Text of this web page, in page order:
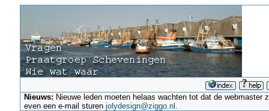
Nieuws: Nieuwe leden moeten helaas wachten tot dat de
even een e-mail sturenjolydesign@ziggo.nl .